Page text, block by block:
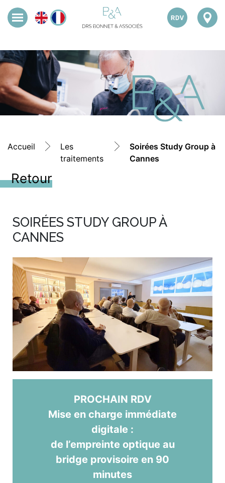
Accueil
Les
traitements
Soirées Study Group à
Cannes
Retour
SOIRÉES STUDY GROUP À
CANNES
PROCHAIN RDV
Mise en charge immédiate
digitale :
de l’empreinte optique au
bridge provisoire en 90
minutes